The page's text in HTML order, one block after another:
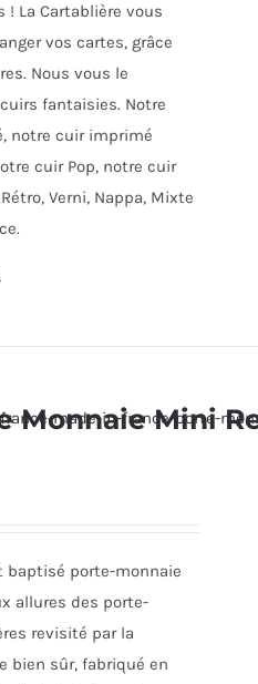
La Cartablière vous
vos cartes, grâce
Nous vous le
fantaisies. Notre
notre cuir imprimé
cuir Pop, notre cuir
Verni, Nappa, Mixte
Monnaie Mini
baptisé porte-monnaie
allures des porte-
revisité par la
bien sûr, fabriqué en